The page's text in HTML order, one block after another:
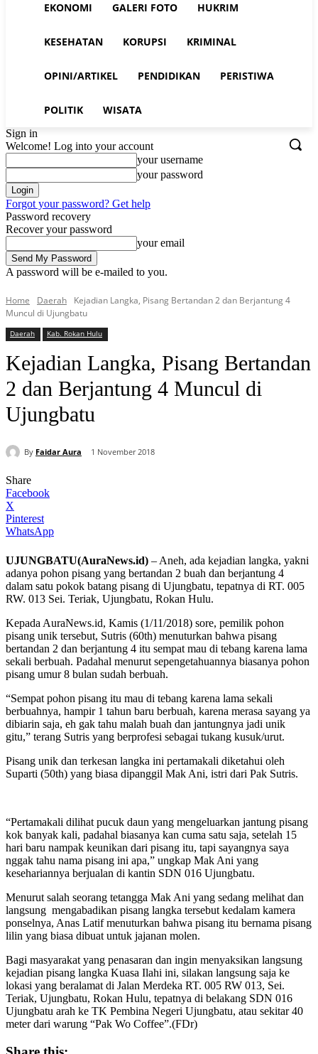
EKONOMI GALERI FOTO HUKRIM
KESEHATAN KORUPSI KRIMINAL
OPINI/ARTIKEL PENDIDIKAN PERISTIWA
POLITIK WISATA
Sign in
Welcome! Log into your account
your username
your password
Forgot your password? Get help
Password recovery
Recover your password
your email
A password will be e-mailed to you.
Home Daerah
Kejadian Langka, Pisang Bertandan 2 dan Berjantung 4
Muncul di Ujungbatu
Daerah Kab. Rokan Hulu
Kejadian Langka, Pisang Bertandan
2 dan Berjantung 4 Muncul di
Ujungbatu
By Faidar Aura 1 November 2018
Share
Facebook
X
Pinterest
WhatsApp
UJUNGBATU(AuraNews.id) – Aneh, ada kejadian langka, yakni
adanya pohon pisang yang bertandan 2 buah dan berjantung 4
dalam satu pokok batang pisang di Ujungbatu, tepatnya di RT. 005
RW. 013 Sei. Teriak, Ujungbatu, Rokan Hulu.
Kepada AuraNews.id, Kamis (1/11/2018) sore, pemilik pohon
pisang unik tersebut, Sutris (60th) menuturkan bahwa pisang
bertandan 2 dan berjantung 4 itu sempat mau di tebang karena lama
sekali berbuah. Padahal menurut sepengetahuannya biasanya pohon
pisang umur 8 bulan sudah berbuah.
“Sempat pohon pisang itu mau di tebang karena lama sekali
berbuahnya, hampir 1 tahun baru berbuah, karena merasa sayang ya
dibiarin saja, eh gak tahu malah buah dan jantungnya jadi unik
gitu,” terang Sutris yang berprofesi sebagai tukang kusuk/urut.
Pisang unik dan terkesan langka ini pertamakali diketahui oleh
Suparti (50th) yang biasa dipanggil Mak Ani, istri dari Pak Sutris.
“Pertamakali dilihat pucuk daun yang mengeluarkan jantung pisang
kok banyak kali, padahal biasanya kan cuma satu saja, setelah 15
hari baru nampak keunikan dari pisang itu, tapi sayangnya saya
nggak tahu nama pisang ini apa,” ungkap Mak Ani yang
kesehariannya berjualan di kantin SDN 016 Ujungbatu.
Menurut salah seorang tetangga Mak Ani yang sedang melihat dan
langsung mengabadikan pisang langka tersebut kedalam kamera
ponselnya, Anas Latif menuturkan bahwa pisang itu bernama pisang
lilin yang biasa dibuat untuk jajanan molen.
Bagi masyarakat yang penasaran dan ingin menyaksikan langsung
kejadian pisang langka Kuasa Ilahi ini, silakan langsung saja ke
lokasi yang beralamat di Jalan Merdeka RT. 005 RW 013, Sei.
Teriak, Ujungbatu, Rokan Hulu, tepatnya di belakang SDN 016
Ujungbatu arah ke TK Pembina Negeri Ujungbatu, atau sekitar 40
meter dari warung “Pak Wo Coffee”.(FDr)